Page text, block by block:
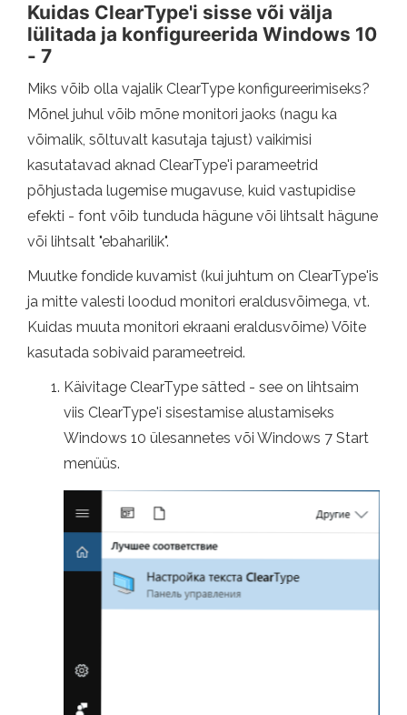
Kuidas ClearType'i sisse või välja
lülitada ja konfigureerida Windows 10
- 7
Miks võib olla vajalik ClearType konfigureerimiseks?
Mõnel juhul võib mõne monitori jaoks (nagu ka
võimalik, sõltuvalt kasutaja tajust) vaikimisi
kasutatavad aknad ClearType'i parameetrid
põhjustada lugemise mugavuse, kuid vastupidise
efekti - font võib tunduda hägune või lihtsalt hägune
või lihtsalt "ebaharilik".
Muutke fondide kuvamist (kui juhtum on ClearType'is
ja mitte valesti loodud monitori eraldusvõimega, vt.
Kuidas muuta monitori ekraani eraldusvõime) Võite
kasutada sobivaid parameetreid.
Käivitage ClearType sätted - see on lihtsaim
viis ClearType'i sisestamise alustamiseks
Windows 10 ülesannetes või Windows 7 Start
menüüs.